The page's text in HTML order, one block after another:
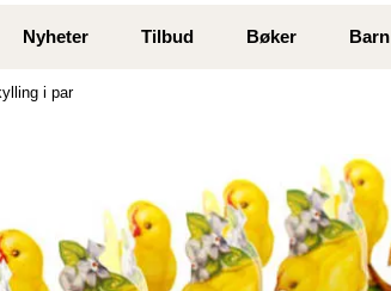
Nyheter Tilbud Bøker Barn
i par